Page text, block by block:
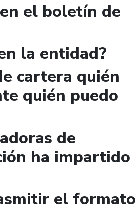
el boletín de
la entidad?
cartera quién
quién puedo
de
ha impartido
el formato